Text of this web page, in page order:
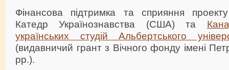
Фінансова підтримка та сприяння
Катедр Українознавства (США) та
українських студій Альбертського
(видавничий грант з Вічного фонду імені
рр.).